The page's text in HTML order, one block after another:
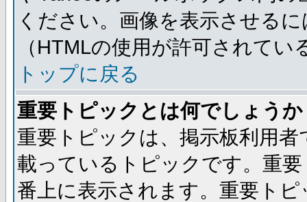
ください。画像を表示させる
（HTMLの使用が許可されて
トップに戻る
重要トピックとは何でしょうか
重要トピックは、掲示板利用
載っているトピックです。重
番上に表示されます。重要ト